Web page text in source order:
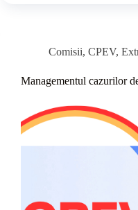
Comisii, CPEV,
Managementul cazurilor